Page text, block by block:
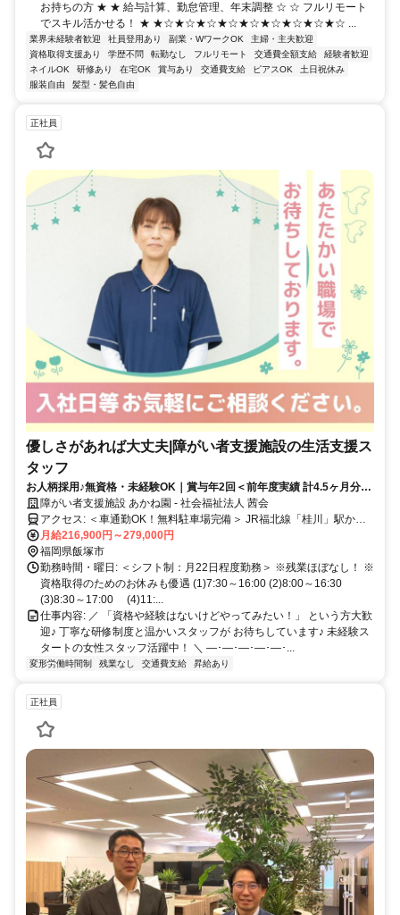
お持ちの方 ★ ★ 給与計算、勤怠管理、年末調整 ☆ ☆ フルリモート
でスキル活かせる！ ★ ★☆★☆★☆★☆★☆★☆★☆★☆★☆ ...
業界未経験者歓迎 社員登用あり 副業・WワークOK
主婦・主夫歓迎
資格取得支援あり
学歴不問 転勤なし フルリモート 交通費全額支給
経験者歓迎
ネイルOK
研修あり 在宅OK 賞与あり 交通費支給 ピアスOK
土日祝休み
服装自由
髪型・髪色自由
正社員
優しさがあれば大丈夫|障がい者支援施設の生活支援ス
タッフ
お人柄採用♪無資格・未経験OK｜賞与年2回＜前年度実績 計4.5ヶ月分＞
｜月平均残業2h｜週休2日
障がい者支援施設 あかね園 - 社会福祉法人 茜会
アクセス: ＜車通勤OK！無料駐車場完備＞ JR福北線「桂川」駅から
車で10分 嘉麻市、桂川町、直方市、 田川市などからも通いやすい！
月給216,900円～279,000円
福岡県飯塚市
勤務時間・曜日: ＜シフト制：月22日程度勤務＞ ※残業ほぼなし！ ※
資格取得のためのお休みも優遇 (1)7:30～16:00 (2)8:00～16:30
(3)8:30～17:00 (4)11:...
仕事内容: ／ 「資格や経験はないけどやってみたい！」 という方大歓
迎♪ 丁寧な研修制度と温かいスタッフが お待ちしています♪ 未経験ス
タートの女性スタッフ活躍中！ ＼ ―･―･―･―･―･...
変形労働時間制 残業なし 交通費支給 昇給あり
正社員